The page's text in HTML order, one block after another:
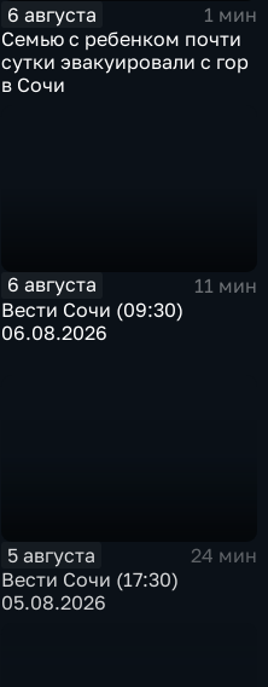
6 августа
1 мин
Семью с ребенком почти
сутки эвакуировали с гор
в Сочи
6 августа
11 мин
Вести Сочи (09:30)
06.08.2026
5 августа
24 мин
Вести Сочи (17:30)
05.08.2026